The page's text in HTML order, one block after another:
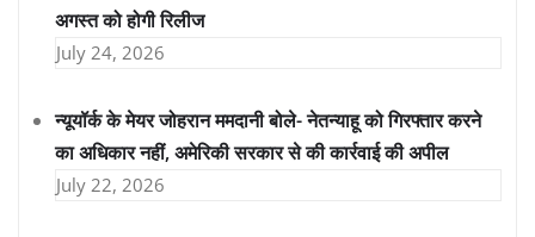
अगस्त को होगी रिलीज
July 24, 2026
न्यूयॉर्क के मेयर जोहरान ममदानी बोले- नेतन्याहू को गिरफ्तार करने
का अधिकार नहीं, अमेरिकी सरकार से की कार्रवाई की अपील
July 22, 2026